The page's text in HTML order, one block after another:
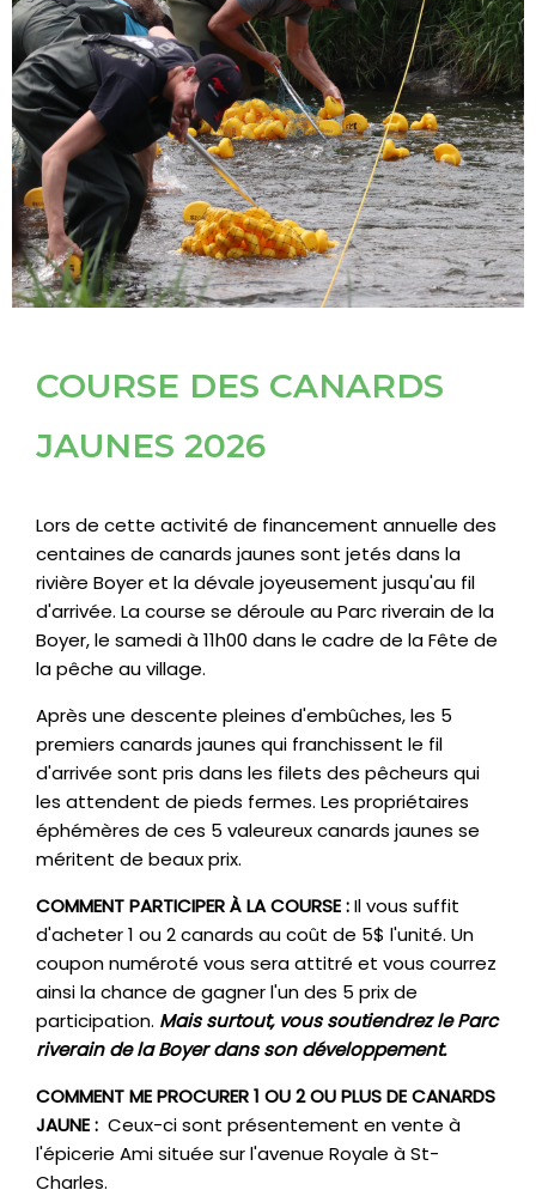
COURSE DES CANARDS
JAUNES 2026
Lors de cette activité de financement annuelle des
centaines de canards jaunes sont jetés dans la
rivière Boyer et la dévale joyeusement jusqu'au fil
d'arrivée. La course se déroule au Parc riverain de la
Boyer, le samedi à 11h00 dans le cadre de la Fête de
la pêche au village.
Après une descente pleines d'embûches, les 5
premiers canards jaunes qui franchissent le fil
d'arrivée sont pris dans les filets des pêcheurs qui
les attendent de pieds fermes. Les propriétaires
éphémères de ces 5 valeureux canards jaunes se
méritent de beaux prix.
COMMENT PARTICIPER À LA COURSE :Il vous suffit
d'acheter 1 ou 2 canards au coût de 5$ l'unité. Un
coupon numéroté vous sera attitré et vous courrez
ainsi la chance de gagner l'un des 5 prix de
participation. Mais surtout, vous soutiendrez le Parc
riverain de la Boyer dans son développement.
COMMENT ME PROCURER 1 OU 2 OU PLUS DE CANARDS
JAUNE : Ceux-ci sont présentement en vente à
l'épicerie Ami située sur l'avenue Royale à St-
Charles.